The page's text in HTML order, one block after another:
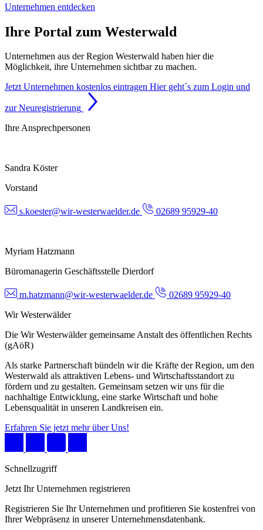
Unternehmen entdecken
Ihre Portal zum Westerwald
Unternehmen aus der Region Westerwald haben hier die
Möglichkeit, ihre Unternehmen sichtbar zu machen.
Jetzt Unternehmen kostenlos eintragen Hier geht´s zum Login und
zur Neuregistrierung
Ihre Ansprechpersonen
Sandra Köster
Vorstand
s.koester@wir-westerwaelder.de 02689 95929-40
Myriam Hatzmann
Büromanagerin Geschäftsstelle Dierdorf
m.hatzmann@wir-westerwaelder.de
02689 95929-40
Wir Westerwälder
Die Wir Westerwälder gemeinsame Anstalt des öffentlichen Rechts
(gAöR)
Als starke Partnerschaft bündeln wir die Kräfte der Region, um den
Westerwald als attraktiven Lebens- und Wirtschaftsstandort zu
fördern und zu gestalten. Gemeinsam setzen wir uns für die
nachhaltige Entwicklung, eine starke Wirtschaft und hohe
Lebensqualität in unseren Landkreisen ein.
Erfahren Sie jetzt mehr über Uns!
Schnellzugriff
Jetzt Ihr Unternehmen registrieren
Registrieren Sie Ihr Unternehmen und profitieren Sie kostenfrei von
Ihrer Webpräsenz in unserer Unternehmensdatenbank.